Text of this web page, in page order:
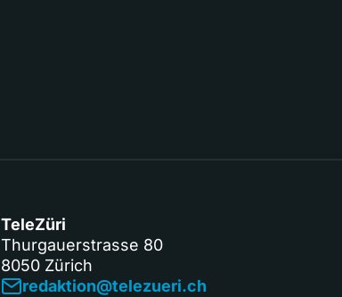
TeleZüri
Thurgauerstrasse 80
8050 Zürich
redaktion@telezueri.ch